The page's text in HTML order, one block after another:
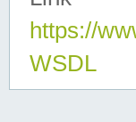
https://
WSDL